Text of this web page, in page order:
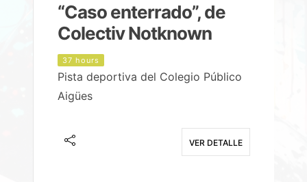
“Caso enterrado”, de
Colectiv Notknown
37 hours
Pista deportiva del Colegio Público
Aigües
VER DETALLE